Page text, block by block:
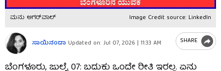
ಮನು ಅಗರ್‌ವಾಲ್‌ Image Credit source: LinkedIn
ಸಾಯಿನಂದಾ Updated on: Jul 07, 2026 | 11:33 AM SHARE
ಬೆಂಗಳೂರು, ಜುಲೈ 07: ಬದುಕು ಒಂದೇ ರೀತಿ ಇರಲ್ಲ. ಏನು